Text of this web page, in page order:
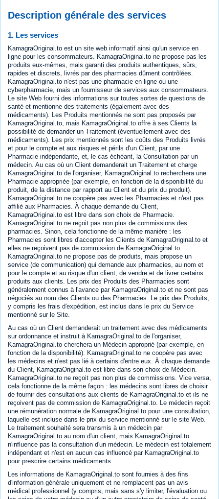
Description générale des services
1. Les services
KamagraOriginal.to est un site web informatif ainsi qu'un service en
ligne pour les consommateurs. KamagraOriginal.to ne propose pas les
produits eux-mêmes, mais garanti des produits authentiques, sûrs,
rapides et discrets, livrés par des pharmacies dûment contrôlées.
KamagraOriginal.to n'est pas une pharmacie en ligne ou une
cyberpharmacie, mais un fournisseur de services aux consommateurs.
Le site Web fourni des informations sur toutes sortes de questions de
santé et mentionne des traitements (également avec des
médicaments). Les Produits mentionnés ne sont pas proposés par
KamagraOriginal.to, mais KamagraOriginal.to offre à ses Clients la
possibilité de demander un Traitement (éventuellement avec des
médicaments). Les prix mentionnés sont les coûts des Produits livrés
et pour le compte et aux risques et périls d'un Client, par une
Pharmacie indépendante, et, le cas échéant, la Consultation par un
médecin. Au cas où un Client demanderait un Traitement et charge
KamagraOriginal.to de l'organiser, KamagraOriginal.to recherchera une
Pharmacie appropriée (par exemple, en fonction de la disponibilité du
produit, de la distance par rapport au Client et du prix du produit).
KamagraOriginal.to ne coopère pas avec les Pharmacies et n'est pas
affilié aux Pharmacies. À chaque demande du Client,
KamagraOriginal.to est libre dans son choix de Pharmacie.
KamagraOriginal.to ne reçoit pas non plus de commissions des
pharmacies. Sinon, cela fonctionne de la même manière : les
Pharmacies sont libres d'accepter les Clients de KamagraOriginal.to et
elles ne reçoivent pas de commission de KamagraOriginal.to.
KamagraOriginal.to ne propose pas de produits, mais propose un
service (de communication) qui demande aux pharmacies, au nom et
pour le compte et au risque d'un client, de vendre et de livrer certains
produits aux clients. Les prix des Produits des Pharmacies sont
généralement connus à l'avance par KamagraOriginal.to et ne sont pas
négociés au nom des Clients ou des Pharmacies. Le prix des Produits,
y compris les frais d'expédition, est inclus dans le prix du Service
mentionné sur le Site.
Au cas où un Client demanderait un traitement avec des médicaments
sur ordonnance et instruit à KamagraOriginal.to de l'organiser,
KamagraOriginal.to cherchera un Médecin approprié (par exemple, en
fonction de la disponibilité). KamagraOriginal.to ne coopère pas avec
les médecins et n'est pas lié à certains d'entre eux. À chaque demande
du Client, KamagraOriginal.to est libre dans son choix de Médecin.
KamagraOriginal.to ne reçoit pas non plus de commissions. Vice versa,
cela fonctionne de la même façon : les médecins sont libres de choisir
de fournir des consultations aux clients de KamagraOriginal.to et ils ne
reçoivent pas de commission de KamagraOriginal.to. Le médecin reçoit
une rémunération normale de KamagraOriginal.to pour une consultation,
laquelle est incluse dans le prix du service mentionné sur le site Web.
Le traitement souhaité sera transmis à un médecin par
KamagraOriginal.to au nom d'un client, mais KamagraOriginal.to
n'influence pas la consultation d'un médecin. Le médecin est totalement
indépendant et n'est en aucun cas influencé par KamagraOriginal.to
pour prescrire certains médicaments.
Les informations de KamagraOriginal.to sont fournies à des fins
d'information générale uniquement et ne remplacent pas un avis
médical professionnel (y compris, mais sans s'y limiter, l'évaluation ou